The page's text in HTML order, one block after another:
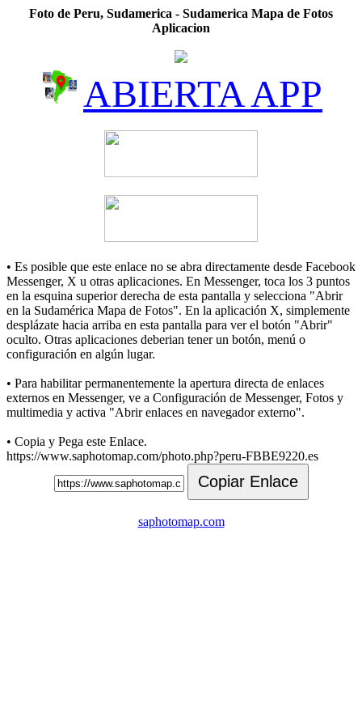
Foto de Peru, Sudamerica - Sudamerica Mapa de Fotos
Aplicacion
ABIERTA APP
• Es posible que este enlace no se abra directamente desde Facebook
Messenger, X u otras aplicaciones. En Messenger, toca los 3 puntos
en la esquina superior derecha de esta pantalla y selecciona "Abrir
en la Sudamérica Mapa de Fotos". En la aplicación X, simplemente
desplázate hacia arriba en esta pantalla para ver el botón "Abrir"
oculto. Otras aplicaciones deberian tener un botón, menú o
configuración en algún lugar.
• Para habilitar permanentemente la apertura directa de enlaces
externos en Messenger, ve a Configuración de Messenger, Fotos y
multimedia y activa "Abrir enlaces en navegador externo".
• Copia y Pega este Enlace.
https://www.saphotomap.com/photo.php?peru-FBBE9220.es
Copiar Enlace
saphotomap.com